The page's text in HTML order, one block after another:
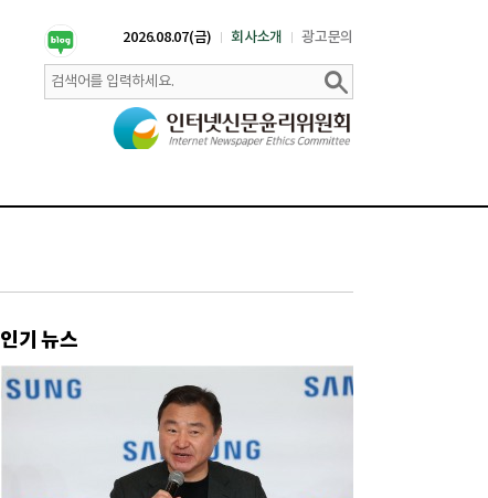
2026.08.07(금) 회사소개 광고문의
인기 뉴스